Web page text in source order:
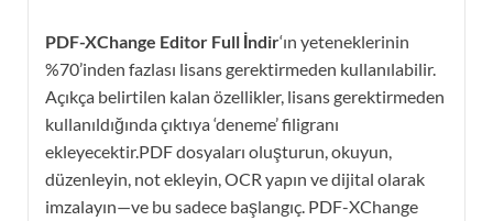
PDF-XChange Editor Full İndir‘ın yeteneklerinin
%70’inden fazlası lisans gerektirmeden kullanılabilir.
Açıkça belirtilen kalan özellikler, lisans gerektirmeden
kullanıldığında çıktıya ‘deneme’ filigranı
ekleyecektir.PDF dosyaları oluşturun, okuyun,
düzenleyin, not ekleyin, OCR yapın ve dijital olarak
imzalayın—ve bu sadece başlangıç. PDF-XChange